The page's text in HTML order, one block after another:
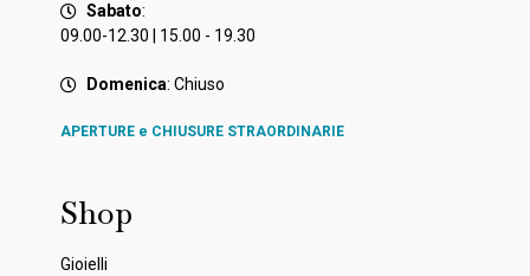
Sabato:
09.00-12.30 | 15.00 - 19.30
Domenica: Chiuso
APERTURE e CHIUSURE STRAORDINARIE
Shop
Gioielli